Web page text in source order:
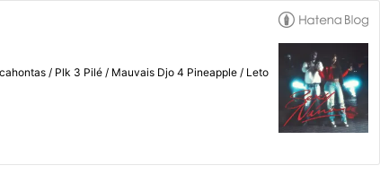
/ Plk 3 Pilé / Mauvais Djo 4 Pineapple / Leto